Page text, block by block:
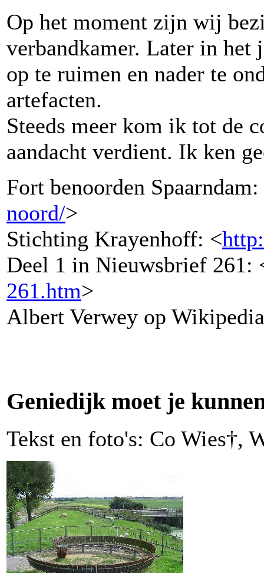
Op het moment zijn wij
verbandkamer. Later in het
op te ruimen en nader te
artefacten.
Steeds meer kom ik tot de
aandacht verdient. Ik ken
Fort benoorden
noord/>
Stichting Krayenhoff: <
Deel 1 in Nieuwsbrief 261:
261.htm>
Albert Verwey op
Geniedijk moet je
Tekst en foto's: Co Wies†,